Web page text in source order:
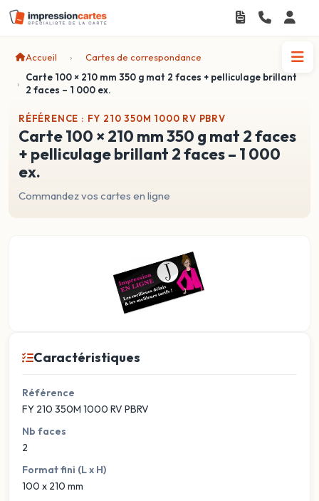
Accueil
Cartes de correspondance
Carte 100 × 210 mm 350 g mat 2 faces + pelliculage brillant
2 faces – 1 000 ex.
RÉFÉRENCE : FY 210 350M 1000 RV PBRV
carte 100 × 210 mm 350 g mat 2 faces
+ pelliculage brillant 2 faces – 1 000
ex.
Commandez vos cartes en ligne
Caractéristiques
Référence
FY 210 350M 1000 RV PBRV
Nb faces
2
Format fini (L x H)
100 x 210 mm